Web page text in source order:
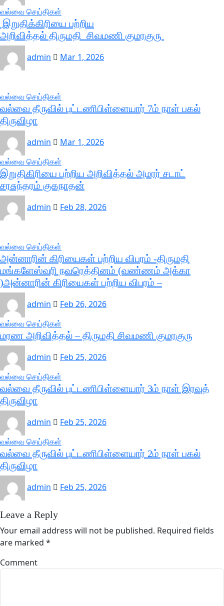
வல்வை செய்திகள்
இறுதிக்கிரியை பற்றிய
அறிவித்தல் திருமதி சிவமணி குமரகுரு
admin
Mar 1, 2026
வல்வை செய்திகள்
வல்வை தீருவில் புட்டணிபிள்ளையார் 7ம் நாள் பகல்
திருவிழா
admin
Mar 1, 2026
வல்வை செய்திகள்
இறுதிகிரியை பற்றிய அறிவித்தல் அமரர் சடாட்
சரசுந்தரம் குகநாதன்
admin
Feb 28, 2026
வல்வை செய்திகள்
அன்னாரின் கிரியைகள் பற்றிய விபரம் -திருமதி
மங்களேஸ்வரி நவரெத்தினம் (வண்ணம் அக்கா
)அன்னாரின் கிரியைகள் பற்றிய விபரம் –
admin
Feb 26, 2026
வல்வை செய்திகள்
மரண அறிவித்தல் – திருமதி சிவமணி குமரகுரு
admin
Feb 25, 2026
வல்வை செய்திகள்
வல்வை தீருவில் புட்டணிபிள்ளையார் 3ம் நாள் இரவுத்
திருவிழா
admin
Feb 25, 2026
வல்வை செய்திகள்
வல்வை தீருவில் புட்டணிபிள்ளையார் 2ம் நாள் பகல்
திருவிழா
admin
Feb 25, 2026
Leave a Reply
Your email address will not be published. Required fields
are marked *
Comment